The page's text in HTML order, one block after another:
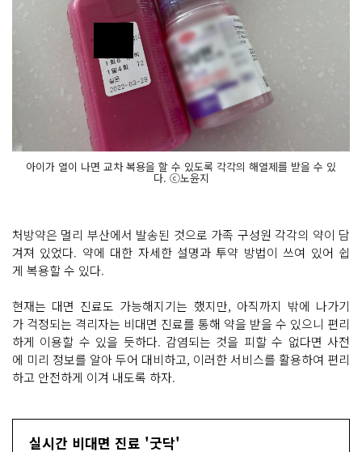
아이가 열이 나면 교차 복용을 할 수 있도록 각각의 해열제를 받을 수 있
다. ⓒ노윤지
처방약은 멀리 부산에서 발송된 것으로 가족 구성원 각각의 약이 담
겨져 있었다. 약에 대한 자세한 설명과 투약 방법이 쓰여 있어 쉽
게 복용할 수 있다.
현재는 대면 진료도 가능해지기는 했지만, 아직까지 밖에 나가기
가 걱정되는 격리자는 비대면 진료를 통해 약을 받을 수 있으니 편리
하게 이용할 수 있을 듯하다. 감염되는 것을 피할 수 없다면 사전
에 미리 정보를 알아 두어 대비하고, 이러한 서비스를 활용하여 편리
하고 안전하게 이겨 내도록 하자.
실시간 비대면 진료 '굿닥'